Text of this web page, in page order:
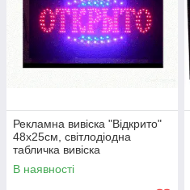
Рекламна вивіска "Відкрито"
48х25см, світлодіодна
табличка вивіска
В наявності